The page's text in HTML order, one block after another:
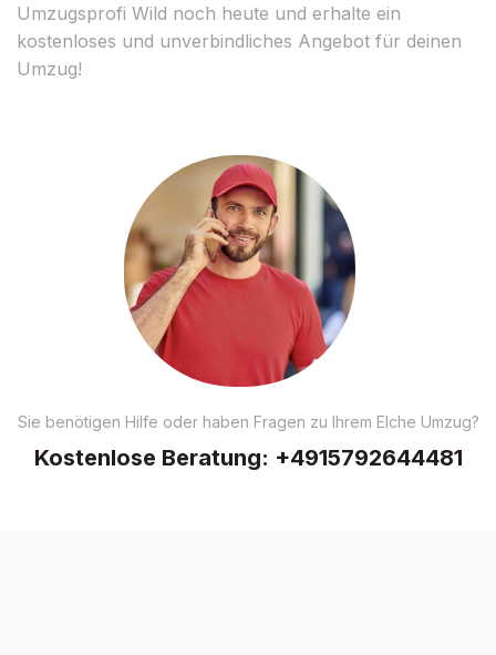
Umzugsprofi Wild noch heute und erhalte ein
kostenloses und unverbindliches Angebot für deinen
Umzug!
Sie benötigen Hilfe oder haben Fragen zu Ihrem Elche Umzug?
Kostenlose Beratung: +4915792644481